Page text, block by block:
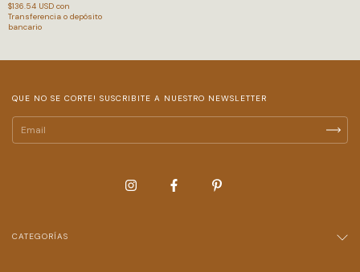
$136.54 USD con
Transferencia o depósito
bancario
QUE NO SE CORTE! SUSCRIBITE A NUESTRO NEWSLETTER
CATEGORÍAS